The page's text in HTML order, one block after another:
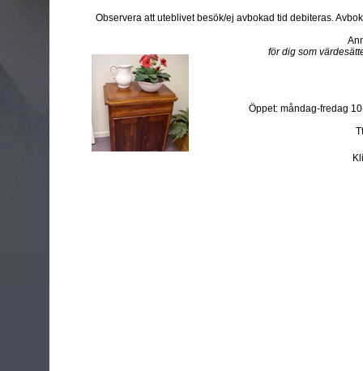
Observera att uteblivet besök/ej avbokad tid debiteras.
för dig som
Öppet: måndag-fredag